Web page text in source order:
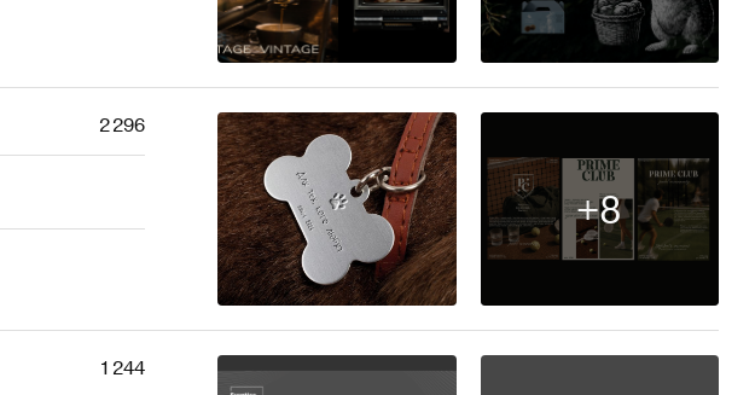
10
2 296
7
+8
1 244